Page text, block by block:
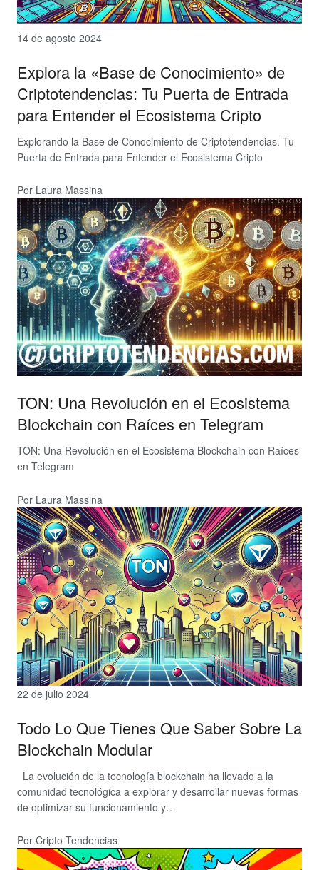
14 de agosto 2024
Explora la «Base de Conocimiento» de
Criptotendencias: Tu Puerta de Entrada
para Entender el Ecosistema Cripto
Explorando la Base de Conocimiento de Criptotendencias. Tu
Puerta de Entrada para Entender el Ecosistema Cripto
Por Laura Massina
TON: Una Revolución en el Ecosistema
Blockchain con Raíces en Telegram
TON: Una Revolución en el Ecosistema Blockchain con Raíces
en Telegram
Por Laura Massina
22 de julio 2024
Todo Lo Que Tienes Que Saber Sobre La
Blockchain Modular
La evolución de la tecnología blockchain ha llevado a la
comunidad tecnológica a explorar y desarrollar nuevas formas
de optimizar su funcionamiento y…
Por Cripto Tendencias